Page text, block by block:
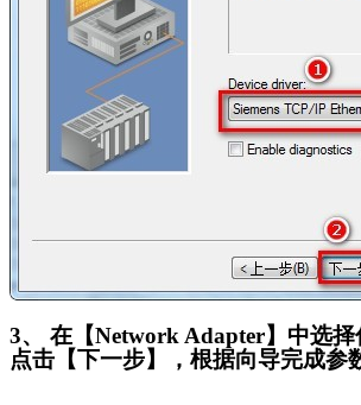
3、 在【Network Adapter】中选择
点击【下一步】，根据向导完成参